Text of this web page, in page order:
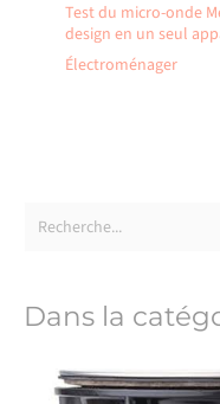
Test du micro-onde
design en un seul
Électroménager
Dans la